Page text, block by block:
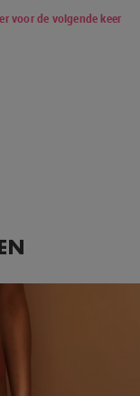
voor de volgende keer